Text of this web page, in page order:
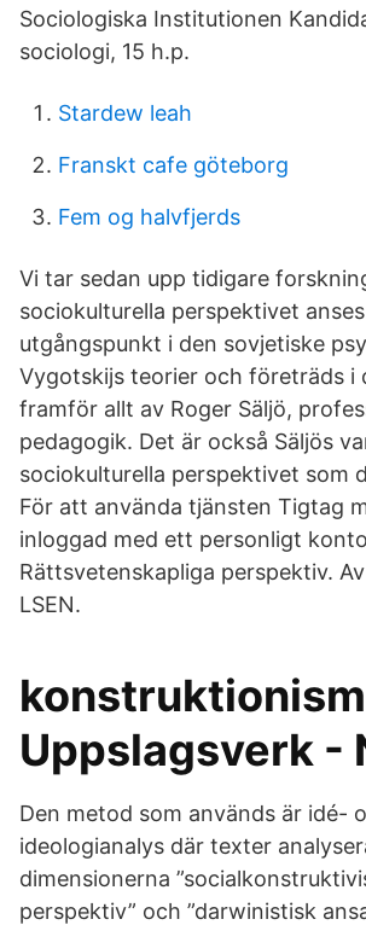
Sociologiska Institutionen
sociologi, 15 h.p.
Stardew leah
Franskt cafe göteborg
Fem og halvfjerds
Vi tar sedan upp tidigare
sociokulturella perspektivet
utgångspunkt i den sovjetiske
Vygotskijs teorier och företräds i
framför allt av Roger Säljö,
pedagogik. Det är också Säljös
sociokulturella perspektivet som
För att använda tjänsten Tigtag
inloggad med ett personligt
Rättsvetenskapliga perspektiv.
LSEN.
Uppslagsverk -
Den metod som används är idé-
ideologianalys där texter
dimensionerna
perspektiv” och ”darwinistisk